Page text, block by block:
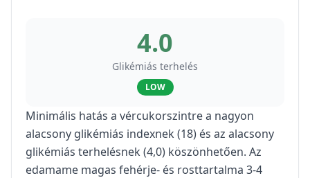
4.0
Glikémiás terhelés
LOW
Minimális hatás a vércukorszintre a nagyon
alacsony glikémiás indexnek (18) és az alacsony
glikémiás terhelésnek (4,0) köszönhetően. Az
edamame magas fehérje- és rosttartalma 3-4